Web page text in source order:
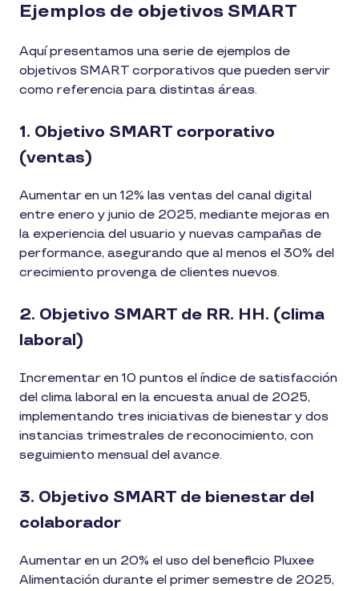
Ejemplos de objetivos SMART
Aquí presentamos una serie de ejemplos de
objetivos SMART corporativos que pueden servir
como referencia para distintas áreas.
1. Objetivo SMART corporativo
(ventas)
Aumentar en un 12% las ventas del canal digital
entre enero y junio de 2025, mediante mejoras en
la experiencia del usuario y nuevas campañas de
performance, asegurando que al menos el 30% del
crecimiento provenga de clientes nuevos.
2. Objetivo SMART de RR. HH. (clima
laboral)
Incrementar en 10 puntos el índice de satisfacción
del clima laboral en la encuesta anual de 2025,
implementando tres iniciativas de bienestar y dos
instancias trimestrales de reconocimiento, con
seguimiento mensual del avance.
3. Objetivo SMART de bienestar del
colaborador
Aumentar en un 20% el uso del beneficio Pluxee
Alimentación durante el primer semestre de 2025,